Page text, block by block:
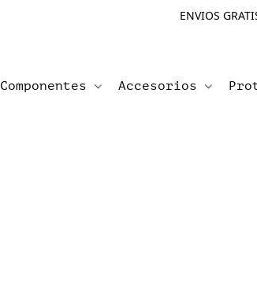
ENVIOS
Componentes Accesorios